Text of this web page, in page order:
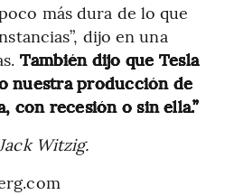
más dura de lo que
dijo en una
También dijo que Tesla
nuestra producción de
con recesión o sin ella.”
Witzig.